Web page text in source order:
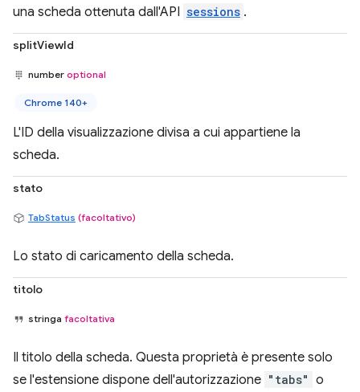
una scheda ottenuta dall'API sessions .
splitViewId
number optional
Chrome 140+
L'ID della visualizzazione divisa a cui appartiene la
scheda.
stato
TabStatus (facoltativo)
Lo stato di caricamento della scheda.
titolo
stringa facoltativa
Il titolo della scheda. Questa proprietà è presente solo
se l'estensione dispone dell'autorizzazione "tabs" o